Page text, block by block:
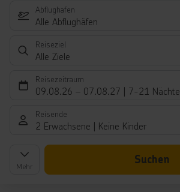
Abflughafen
Alle Abflughäfen
Reiseziel
Alle Ziele
Reisezeitraum
09.08.26 – 07.08.27 7-21 Nächte
Reisende
2 Erwachsene Keine Kinder
Mehr
Suchen